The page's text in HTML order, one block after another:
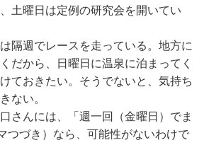
土曜日は定例の研究会を開いてい
隔週でレースを走っている。地方に
だから、日曜日に温泉に泊まってく
ておきたい。そうでないと、気持ち
ない。
さんには、「週一回（金曜日）でま
つづき）なら、可能性がないわけで